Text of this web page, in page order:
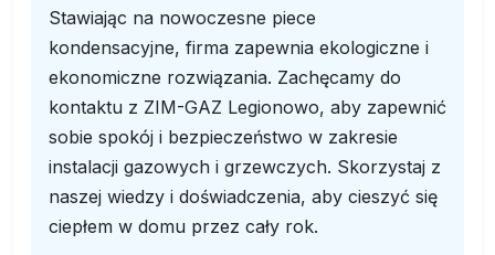
Stawiając na nowoczesne piece
kondensacyjne, firma zapewnia ekologiczne i
ekonomiczne rozwiązania. Zachęcamy do
kontaktu z ZIM-GAZ Legionowo, aby zapewnić
sobie spokój i bezpieczeństwo w zakresie
instalacji gazowych i grzewczych. Skorzystaj z
naszej wiedzy i doświadczenia, aby cieszyć się
ciepłem w domu przez cały rok.